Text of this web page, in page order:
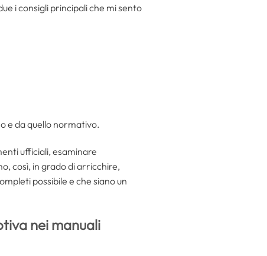
i consigli principali che mi sento
e da quello normativo.
ufficiali, esaminare
così, in grado di arricchire,
possibile e che siano un
nei manuali